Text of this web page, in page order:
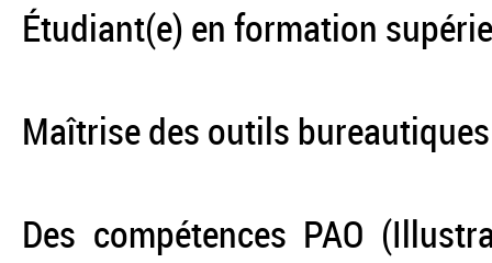
Étudiant(e) en formation
Maîtrise des outils
Des compétences PAO